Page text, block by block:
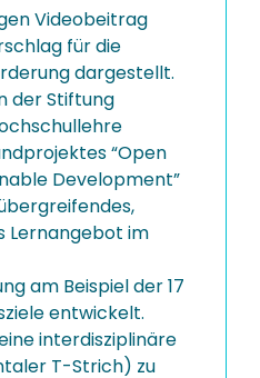
Videobeitrag
für die
dargestellt.
der Stiftung
“Open
Development”
Lernangebot im
am Beispiel der 17
entwickelt.
interdisziplinäre
T-Strich) zu